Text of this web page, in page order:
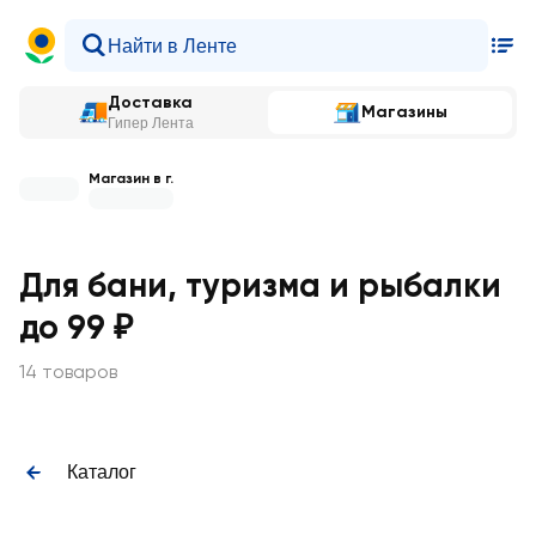
Доставка
Гипер Лента
Магазины
Магазин в г.
Для бани, туризма и рыбалки
до 99 ₽
14 товаров
Каталог